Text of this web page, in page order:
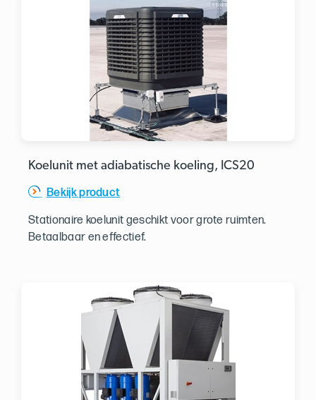
Koelunit met adiabatische koeling, ICS20
Bekijk product
Stationaire koelunit geschikt voor grote ruimten.
Betaalbaar en effectief.